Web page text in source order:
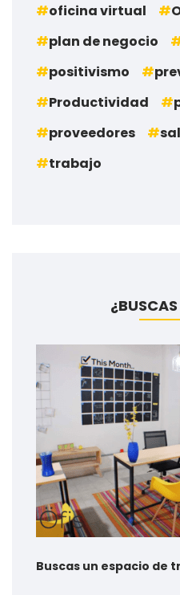
oficina virtual
plan de negocio
positivismo
Productividad
proveedores
trabajo
Buscas un espacio de